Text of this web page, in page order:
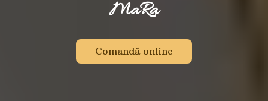
MaRa
Comandă online